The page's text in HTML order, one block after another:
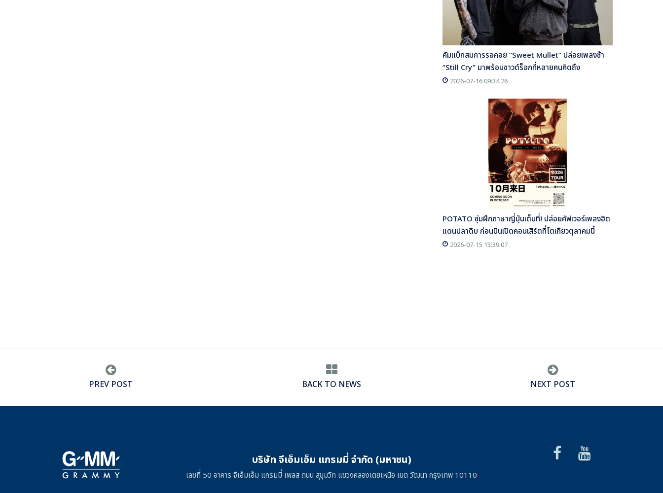
คัมแบ็กสมการรอคอย “Sweet Mullet” ปล่อยเพลงช้า
“Still Cry” มาพร้อมซาวด์ร็อกที่หลายคนคิดถึง
2026-07-16 09:34:26
POTATO ซุ่มฝึกภาษาญี่ปุ่นเต็มที่! ปล่อยคัฟเวอร์เพลงฮิต
แดนปลาดิบ ก่อนบินเปิดคอนเสิร์ตที่โตเกียวตุลาคมนี้
2026-07-15 15:39:07
PREV POST BACK TO NEWS NEXT POST
บริษัท จีเอ็มเอ็ม แกรมมี่ จำกัด (มหาชน)
เลขที่ 50 อาคาร จีเอ็มเอ็ม แกรมมี่ เพลส ถนน สุขุมวิท แขวงคลองเตยเหนือ เขต วัฒนา กรุงเทพ 10110